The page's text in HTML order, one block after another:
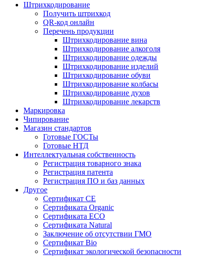
Штрихкодирование
Получить штрихкод
QR-код онлайн
Перечень продукции
Штрихкодирование вина
Штрихкодирование алкоголя
Штрихкодирование одежды
Штрихкодирование изделий
Штрихкодирование обуви
Штрихкодирование колбасы
Штрихкодирование духов
Штрихкодирование лекарств
Маркировка
Чипирование
Магазин стандартов
Готовые ГОСТы
Готовые НТД
Интеллектуальная собственность
Регистрация товарного знака
Регистрация патента
Регистрация ПО и баз данных
Другое
Сертификат СЕ
Сертификата Organic
Сертификата ECO
Сертификата Natural
Заключение об отсутствии ГМО
Сертификат Bio
Сертификат экологической безопасности